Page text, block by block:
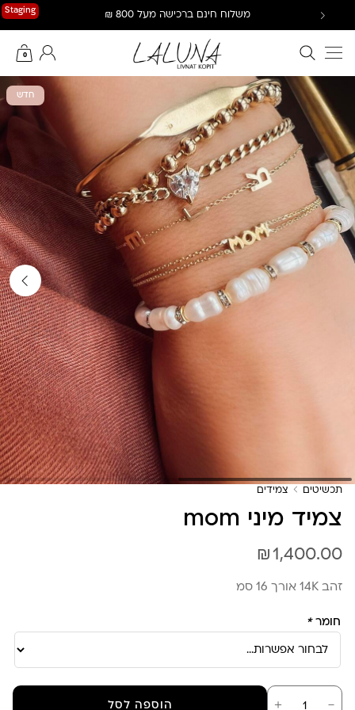
Staging משלוח חינם ברכישה מעל 800 ₪
חיפוש באתר
0
החשבון שלי
חדש
תכשיטים צמידים
צמיד מיני mom
₪1,400.00
זהב 14K אורך 16 סמ
חומר*
－
כמות
של
＋ הוספה לסל